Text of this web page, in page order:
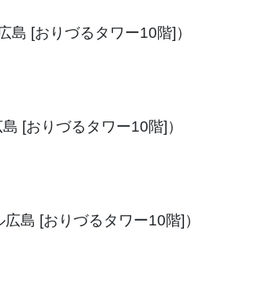
[おりづるタワー10階]）
[おりづるタワー10階]）
島 [おりづるタワー10階]）